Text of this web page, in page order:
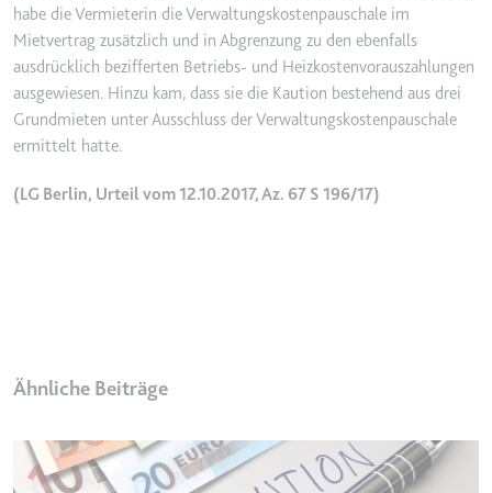
Ablauf:
2 Jahre
Typ:
HTTP-Cookie
_gcl_au
Zweck:
Wird verwendet, um die Effizienz
Typ:
HTTP-Cookie
_gcl_ls
habe die Vermieterin die Verwaltungskostenpauschale im
Mietvertrag zusätzlich und in Abgrenzung zu den ebenfalls
ausdrücklich bezifferten Betriebs- und Heizkostenvorauszahlungen
ausgewiesen. Hinzu kam, dass sie die Kaution bestehend aus drei
Grundmieten unter Ausschluss der Verwaltungskostenpauschale
ermittelt hatte.
(LG Berlin, Urteil vom 12.10.2017, Az. 67 S 196/17)
Ähnliche Beiträge